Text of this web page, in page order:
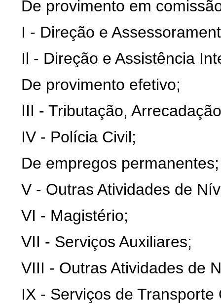
De provimento em
I - Direção e
Il - Direção e Assistência
De provimento efetivo;
III - Tributação,
IV - Polícia Civil;
De empregos permanentes;
V - Outras Atividades de
VI - Magistério;
VII - Serviços Auxiliares;
VIII - Outras Atividades de
IX - Serviços de